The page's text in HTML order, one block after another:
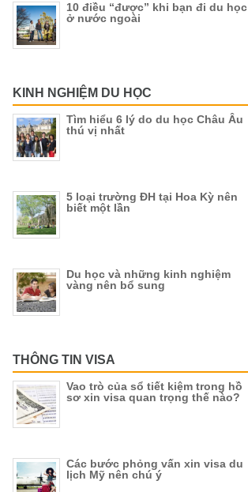
10 điều “được” khi bạn đi du học
ở nước ngoài
KINH NGHIỆM DU HỌC
Tìm hiểu 6 lý do du học Châu Âu
thú vị nhất
5 loại trường ĐH tại Hoa Kỳ nên
biết một lần
Du học và những kinh nghiệm
vàng nên bổ sung
THÔNG TIN VISA
Vao trò của sổ tiết kiệm trong hồ
sơ xin visa quan trọng thế nào?
Các bước phỏng vấn xin visa du
lịch Mỹ nên chú ý